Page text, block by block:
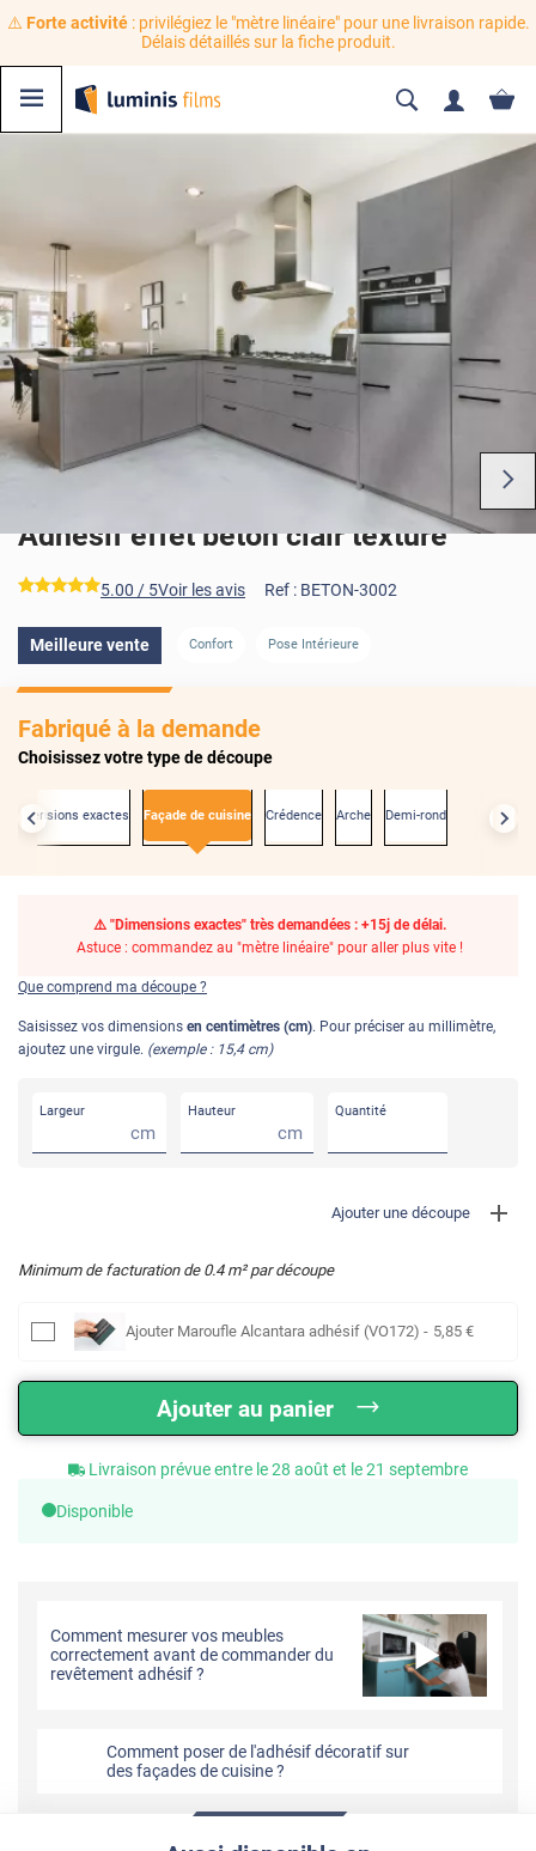
⚠️ Forte activité: privilégiez le "mètre linéaire" pour une livraison rapide.
Délais détaillés sur la fiche produit.
Adhésif effet béton clair texturé
*****
5.00 / 5Voir les avis Ref : BETON-3002
Meilleure vente Confort Pose Intérieure
Fabriqué à la demande
Choisissez votre type de découpe
dimensions exactes Façade de cuisine Crédence Arche Demi-rond
⚠️ "Dimensions exactes" très demandées : +15j de délai.
Astuce : commandez au "mètre linéaire" pour aller plus vite !
Que comprend ma découpe ?
Saisissez vos dimensions en centimètres (cm). Pour préciser au millimètre,
ajoutez une virgule. (exemple : 15,4 cm)
Largeur
cm
Hauteur
cm
Quantité
Ajouter une découpe
Minimum de facturation de 0.4m² par découpe
Ajouter Maroufle Alcantara adhésif (VO172) - 5,85 €
Ajouter au panier
Livraison prévue entre le 28 août et le 21 septembre
Disponible
Comment mesurer vos meubles
correctement avant de commander du
revêtement adhésif ?
Comment poser de l'adhésif décoratif sur
des façades de cuisine ?